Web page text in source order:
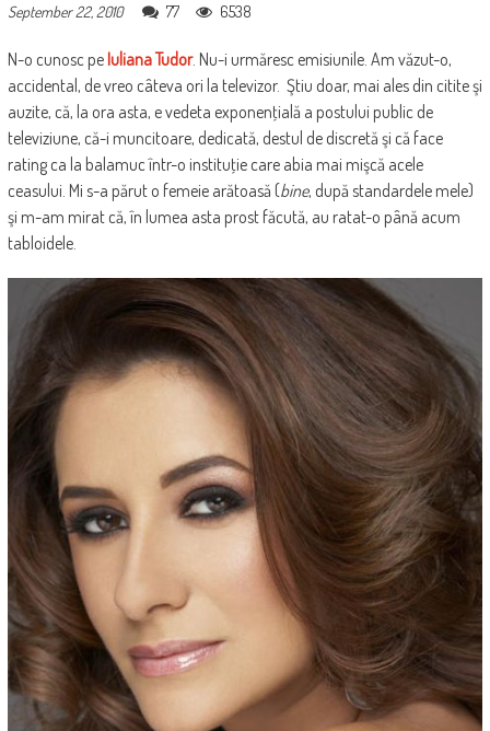
September 22, 2010
77 6538
N-o cunosc pe Iuliana Tudor. Nu-i urmăresc emisiunile. Am văzut-o,
accidental, de vreo câteva ori la televizor. Ştiu doar, mai ales din citite şi
auzite, că, la ora asta, e vedeta exponenţială a postului public de
televiziune, că-i muncitoare, dedicată, destul de discretă şi că face
rating ca la balamuc într-o instituţie care abia mai mişcă acele
ceasului. Mi s-a părut o femeie arătoasă (bine, după standardele mele)
şi m-am mirat că, în lumea asta prost făcută, au ratat-o până acum
tabloidele.